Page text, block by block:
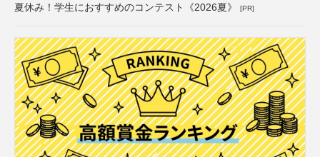
夏休み！学生におすすめのコンテスト《2026夏》 [PR]